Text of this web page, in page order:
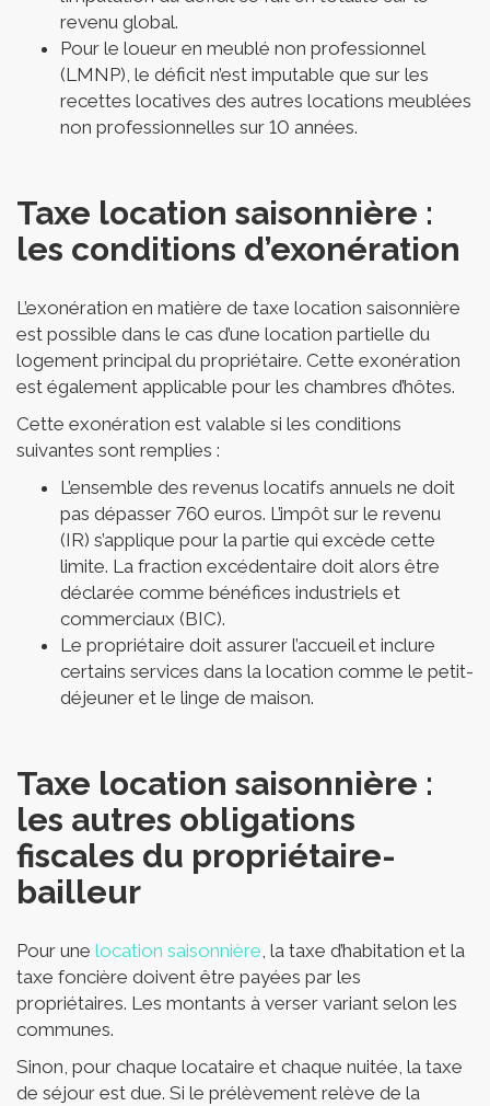
revenu global.
Pour le loueur en meublé non professionnel
(LMNP), le déficit n’est imputable que sur les
recettes locatives des autres locations meublées
non professionnelles sur 10 années.
Taxe location saisonnière :
les conditions d’exonération
L’exonération en matière de taxe location saisonnière
est possible dans le cas d’une location partielle du
logement principal du propriétaire. Cette exonération
est également applicable pour les chambres d’hôtes.
Cette exonération est valable si les conditions
suivantes sont remplies :
L’ensemble des revenus locatifs annuels ne doit
pas dépasser 760 euros. L’impôt sur le revenu
(IR) s’applique pour la partie qui excède cette
limite. La fraction excédentaire doit alors être
déclarée comme bénéfices industriels et
commerciaux (BIC).
Le propriétaire doit assurer l’accueil et inclure
certains services dans la location comme le petit-
déjeuner et le linge de maison.
Taxe location saisonnière :
les autres obligations
fiscales du propriétaire-
bailleur
Pour une location saisonnière , la taxe d’habitation et la
taxe foncière doivent être payées par les
propriétaires. Les montants à verser variant selon les
communes.
Sinon, pour chaque locataire et chaque nuitée, la taxe
de séjour est due. Si le prélèvement relève de la